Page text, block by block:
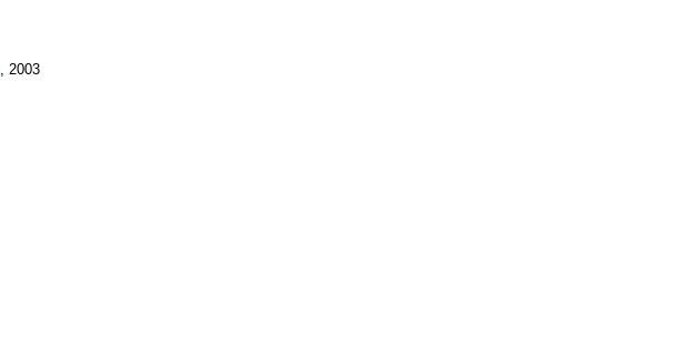
, 2003